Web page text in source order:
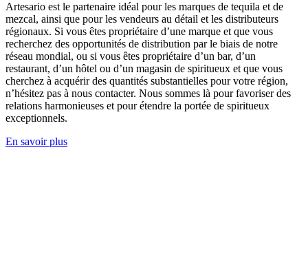
Artesario est le partenaire idéal pour les marques de tequila et de
mezcal, ainsi que pour les vendeurs au détail et les distributeurs
régionaux. Si vous êtes propriétaire d’une marque et que vous
recherchez des opportunités de distribution par le biais de notre
réseau mondial, ou si vous êtes propriétaire d’un bar, d’un
restaurant, d’un hôtel ou d’un magasin de spiritueux et que vous
cherchez à acquérir des quantités substantielles pour votre région,
n’hésitez pas à nous contacter. Nous sommes là pour favoriser des
relations harmonieuses et pour étendre la portée de spiritueux
exceptionnels.
En savoir plus